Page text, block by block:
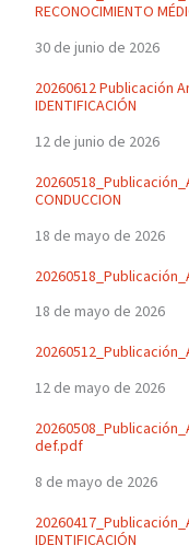
RECONOCIMIENTO
30 de junio de 2026
20260612 Publicación
IDENTIFICACIÓN
12 de junio de 2026
CONDUCCION
18 de mayo de 2026
18 de mayo de 2026
12 de mayo de 2026
def.pdf
8 de mayo de 2026
IDENTIFICACIÓN